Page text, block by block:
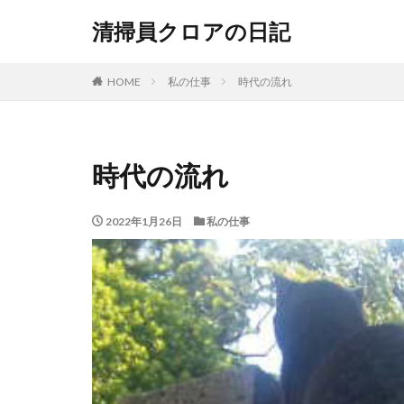
清掃員クロアの日記
HOME 私の仕事 時代の流れ
時代の流れ
2022年1月26日 私の仕事